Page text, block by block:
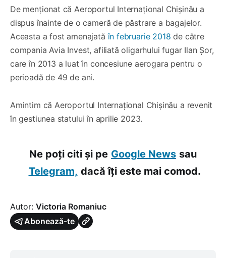
De menționat că Aeroportul Internațional Chișinău a
dispus înainte de o cameră de păstrare a bagajelor.
Aceasta a fost amenajatăîn februarie 2018 de către
compania Avia Invest, afiliată oligarhului fugar Ilan Șor,
care în 2013 a luat în concesiune aerogara pentru o
perioadă de 49 de ani.
Amintim că Aeroportul Internațional Chișinău a revenit
în gestiunea statului în aprilie 2023.
Ne poți citi și pe Google News sau
Telegram, dacă îți este mai comod.
Autor: Victoria Romaniuc
Abonează-te